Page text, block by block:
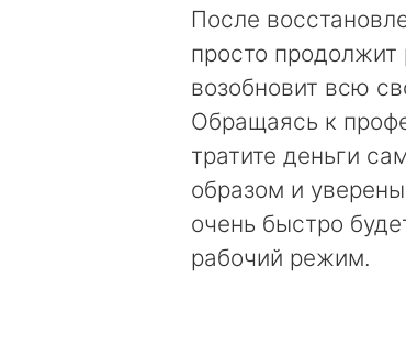
После
просто продолжит
возобновит всю
Обращаясь к
тратите деньги
образом и
очень быстро
рабочий режим.